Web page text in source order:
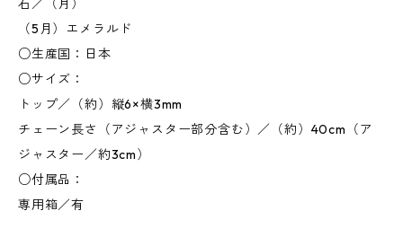
石／（月）
（5月）エメラルド
○生産国：日本
○サイズ：
トップ／（約）縦6×横3mm
チェーン長さ（アジャスター部分含む）／（約）40cm（ア
ジャスター／約3cm）
○付属品：
専用箱／有